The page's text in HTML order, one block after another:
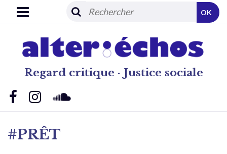
Regard critique · Justice sociale
OK
#PRÊT